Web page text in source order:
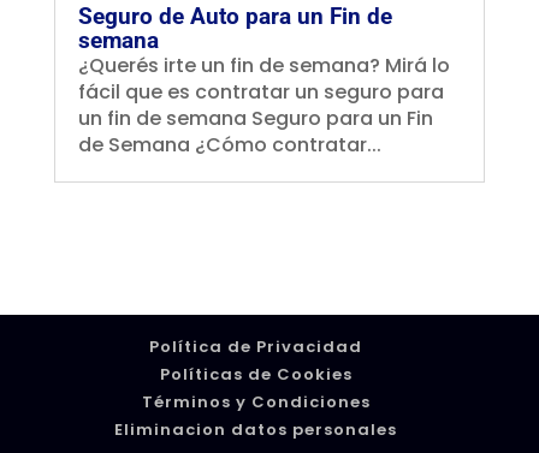
Seguro de Auto para un Fin de
semana
¿Querés irte un fin de semana? Mirá lo
fácil que es contratar un seguro para
un fin de semana Seguro para un Fin
de Semana ¿Cómo contratar...
Política de Privacidad
Políticas de Cookies
Términos y Condiciones
Eliminacion datos personales